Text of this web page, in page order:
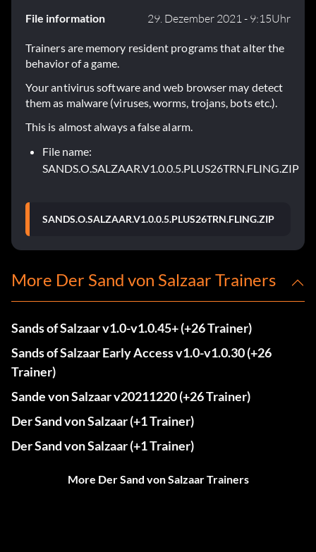
File information 29. Dezember 2021 - 9:15Uhr
Trainers are memory resident programs that alter the
behavior of a game.
Your antivirus software and web browser may detect
them as malware (viruses, worms, trojans, bots etc.).
This is almost always a false alarm.
File name:
SANDS.O.SALZAAR.V1.0.0.5.PLUS26TRN.FLING.ZIP
SANDS.O.SALZAAR.V1.0.0.5.PLUS26TRN.FLING.ZIP
More Der Sand von Salzaar Trainers
Sands of Salzaar v1.0-v1.0.45+ (+26 Trainer)
Sands of Salzaar Early Access v1.0-v1.0.30 (+26
Trainer)
Sande von Salzaar v20211220 (+26 Trainer)
Der Sand von Salzaar (+1 Trainer)
Der Sand von Salzaar (+1 Trainer)
More Der Sand von Salzaar Trainers